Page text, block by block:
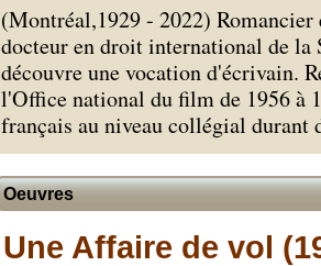
(Montréal,1929 - 2022)
docteur en droit international de la
découvre une vocation d'écrivain.
l'Office national du film de 1956 à
français au niveau collégial durant
Oeuvres
Une Affaire de vol